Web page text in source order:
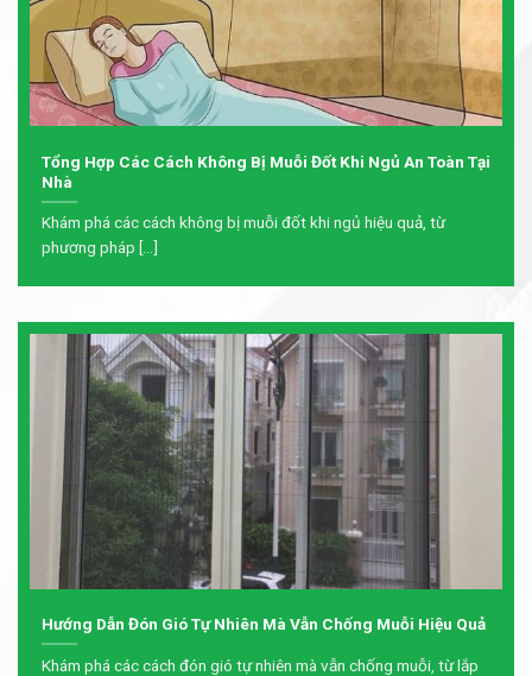
Tổng Hợp Các Cách Không Bị Muỗi Đốt Khi Ngủ An Toàn Tại
Nhà
Khám phá các cách không bị muỗi đốt khi ngủ hiệu quả, từ
phương pháp [...]
Hướng Dẫn Đón Gió Tự Nhiên Mà Vẫn Chống Muỗi Hiệu Quả
Khám phá các cách đón gió tự nhiên mà vẫn chống muỗi, từ lắp